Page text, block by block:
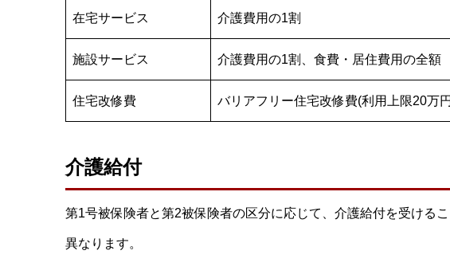
在宅サービス 介護費用の1割
施設サービス 介護費用の1割、食費・居住費用の全額
住宅改修費 バリアフリー住宅改修費(利用上限20万
介護給付
第1号被保険者と第2被保険者の区分に応じて、介護給付を受ける
異なります。